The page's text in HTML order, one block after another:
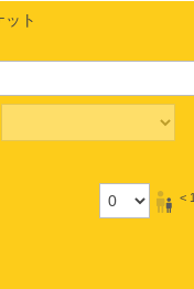
ト
<